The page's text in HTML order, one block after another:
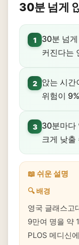
30분 넘게
1
30분 넘
커진다는
2
앉는 시간
위험이
3
30분마다
크게 낮출
📖 쉬운 설명
🔍 배경
영국 글래스고
9만여 명을 약
PLOS 메디신